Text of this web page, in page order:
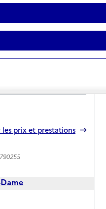
les prix et prestations